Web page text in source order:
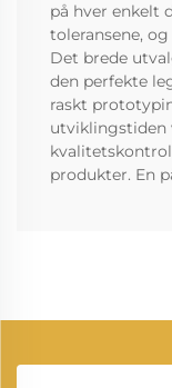
på hver enkelt
toleransene,
Det brede
den perfekte
raskt
utviklingstiden
produkter. En